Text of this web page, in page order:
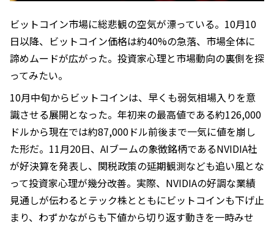
ビットコイン市場に総悲観の空気が漂っている。10月10
日以降、ビットコイン価格は約40%の急落、市場全体に
諦めムードが広がった。投資家心理と市場動向の裏側を探
ってみたい。
10月中旬からビットコインは、早くも弱気相場入りを意
識させる展開となった。年初来の最高値である約126,000
ドルから現在では約87,000ドル前後まで一気に値を崩し
た形だ。11月20日、AIブームの象徴銘柄であるNVIDIA社
が好決算を発表し、関税政策の延期観測なども追い風とな
って投資家心理が幾分改善。実際、NVIDIAの好調な業績
見通しが伝わるとテック株とともにビットコインも下げ止
まり、わずかながらも下値から切り返す動きを一時みせ